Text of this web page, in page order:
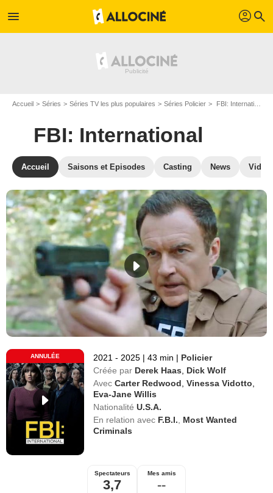
menu profil search
Accueil Séries Séries TV les plus populaires Séries Policier FBI: International
FBI: International
Accueil Saisons et Episodes Casting News
ANNULÉE 2021 - 2025 | 43 min | Policier
Créée par Derek Haas
Dick Wolf
Avec Carter Redwood ,Vinessa Vidotto
Eva-Jane Willis
Nationalité U.S.A.
En relation avec F.B.I.
Most Wanted
Criminals
Spectateurs
3,7
Mes amis
--